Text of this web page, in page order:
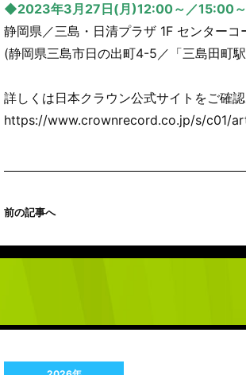
◆2023年3月27日(月)12:00～／15:00～
静岡県／三島・日清プラザ 1F センターコ
(静岡県三島市日の出町4-5／「三島田町
詳しくは日本クラウン公式サイトをご確
https://www.crownrecord.co.jp/s/c01/
前の記事へ